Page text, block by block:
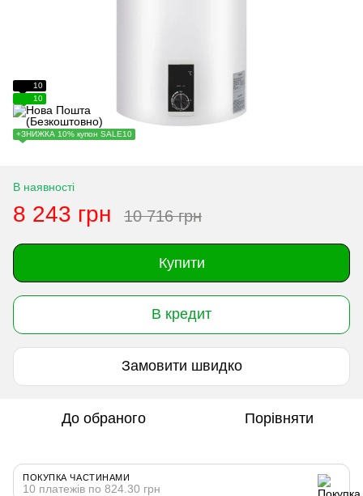
10
10
+ЗНИЖКА 10% купон SALE10
В наявності
8 243 грн 10 716 грн
Купити
В кредит
Замовити швидко
До обраного Порівняти
ПОКУПКА ЧАСТИНАМИ
10 платежів по 824.30 грн